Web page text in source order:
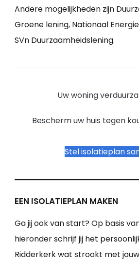
Andere mogelijkheden zijn
Groene lening, Nationaal
SVn Duurzaamheidslening.
Uw woning
Bescherm uw huis tegen
Stel isolatieplan
EEN ISOLATIEPLAN MAKEN
Ga jij ook van start? Op basis
hieronder schrijf jij het
Ridderkerk wat strookt met